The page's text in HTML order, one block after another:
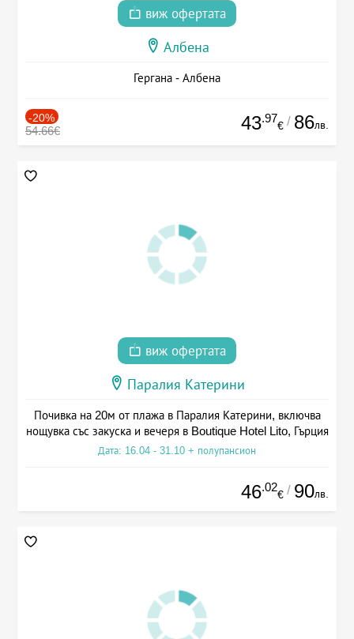
виж офертата
Албена
Гергана - Албена
-20%
54.66€ 43.97
€ / 86лв.
виж офертата
Паралия Катерини
Почивка на 20м от плажа в Паралия Катерини, включва
нощувка със закуска и вечеря в Boutique Hotel Lito, Гърция
Дата: 16.04 - 31.10 + полупансион
46.02
€ / 90лв.